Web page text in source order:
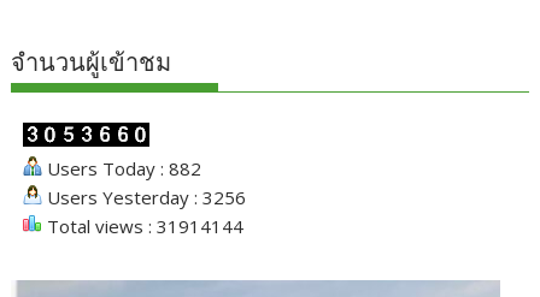
จำนวนผู้เข้าชม
Users Today : 882
Users Yesterday : 3256
Total views : 31914144